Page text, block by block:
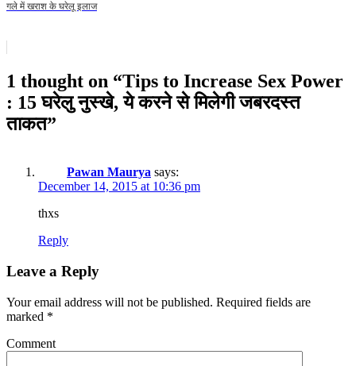
गले में खराश के घरेलू इलाज
1 thought on “Tips to Increase Sex Power
: 15 घरेलु नुस्खे, ये करने से मिलेगी जबरदस्त
ताकत”
Pawan Maurya says:
December 14, 2015 at 10:36 pm
thxs
Reply
Leave a Reply
Your email address will not be published. Required fields are
marked *
Comment